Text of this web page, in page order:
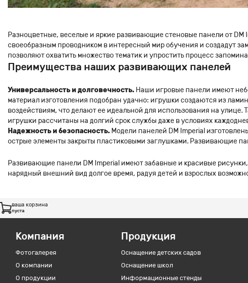
Разноцветные, веселые и яркие развивающие стеновые панели от
своеобразным проводником в интересный мир обучения и создадут
позволяют охватить множество тематик и упростить процесс
Преимущества наших развивающих панелей
Универсальность и долговечность. Наши игровые панели имеют
материал изготовления подобран удачно: игрушки создаются из
воздействиям, что делают ее идеальной для использования на
игрушки рассчитаны на долгий срок службы даже в условиях
Надежность и безопасность. Модели панелей DM Imperial
острые элементы закрыты пластиковыми заглушками. Развивающие
Развивающие панели DM Imperial имеют забавные и красивые
нарядный внешний вид долгое время, радуя детей и взрослых
ваша корзина
пуста
Компания
Фотогалерея
О компании
О продукции
Продукция
Оснащение детских садов
Оснащение школ
Информационные стенды